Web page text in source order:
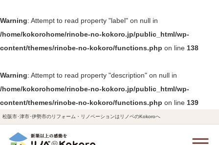
Warning: Attempt to read property "label" on null in
/home/kokorohome/rinobe-no-kokoro.jp/public_html/wp-
content/themes/rinobe-no-kokoro/functions.php on line 138
Warning: Attempt to read property "description" on null in
/home/kokorohome/rinobe-no-kokoro.jp/public_html/wp-
content/themes/rinobe-no-kokoro/functions.php on line 139
松阪市･津市･伊勢市のリフォーム・リノベーションはリノベのKokoroへ